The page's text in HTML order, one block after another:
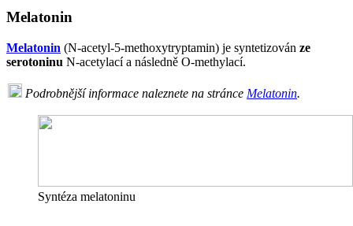
Melatonin
Melatonin (N-acetyl-5-methoxytryptamin) je syntetizován ze
serotoninu N-acetylací a následně O-methylací.
Podrobnější informace naleznete na stránce Melatonin.
Syntéza melatoninu